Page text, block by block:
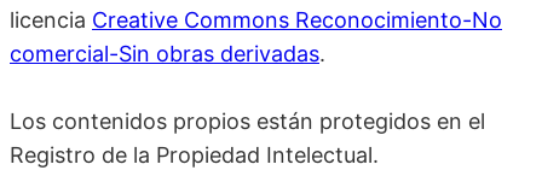
licencia Creative Commons Reconocimiento-No
comercial-Sin obras derivadas.
Los contenidos propios están protegidos en el
Registro de la Propiedad Intelectual.